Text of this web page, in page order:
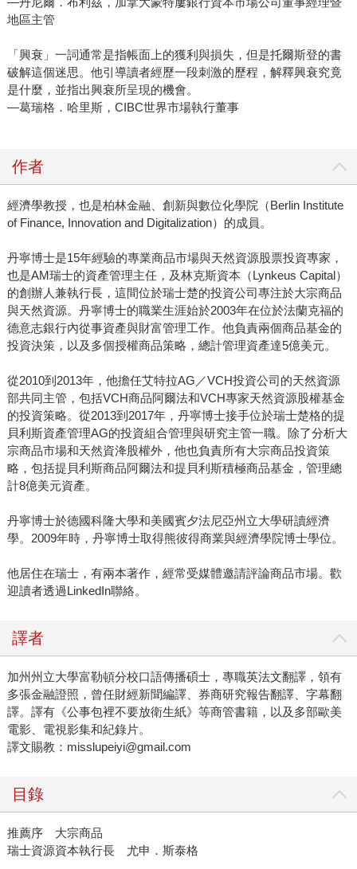
地區主管
「興衰」一詞通常是指帳面上的獲利與損失，但是托爾斯登的書
破解這個迷思。他引導讀者經歷一段刺激的歷程，解釋興衰究竟
是什麼，並指出興衰所呈現的機會。
—葛瑞格．哈里斯，CIBC世界市場執行董事
作者
經濟學教授，也是柏林金融、創新與數位化學院（Berlin Institute
of Finance, Innovation and Digitalization）的成員。
丹寧博士是15年經驗的專業商品市場與天然資源股票投資專家，
也是AM瑞士的資產管理主任，及林克斯資本（Lynkeus Capital）
的創辦人兼執行長，這間位於瑞士楚的投資公司專注於大宗商品
與天然資源。丹寧博士的職業生涯始於2003年在位於法蘭克福的
德意志銀行內從事資產與財富管理工作。他負責兩個商品基金的
投資決策，以及多個授權商品策略，總計管理資產達5億美元。
從2010到2013年，他擔任艾特拉AG／VCH投資公司的天然資源
部共同主管，包括VCH商品阿爾法和VCH專家天然資源股權基金
的投資策略。從2013到2017年，丹寧博士接手位於瑞士楚格的提
貝利斯資產管理AG的投資組合管理與研究主管一職。除了分析大
宗商品市場和天然資洚股權外，他也負責所有大宗商品投資策
略，包括提貝利斯商品阿爾法和提貝利斯積極商品基金，管理總
計8億美元資產。
丹寧博士於德國科隆大學和美國賓夕法尼亞州立大學研讀經濟
學。2009年時，丹寧博士取得熊彼得商業與經濟學院博士學位。
他居住在瑞士，有兩本著作，經常受媒體邀請評論商品市場。歡
迎讀者透過LinkedIn聯絡。
譯者
加州州立大學富勒頓分校口語傳播碩士，專職英法文翻譯，領有
多張金融證照，曾任財經新聞編譯、券商研究報告翻譯、字幕翻
譯。譯有《公事包裡不要放衛生紙》等商管書籍，以及多部歐美
電影、電視影集和紀錄片。
譯文賜教：misslupeiyi@gmail.com
目錄
推薦序 大宗商品
瑞士資源資本執行長 尤申．斯泰格